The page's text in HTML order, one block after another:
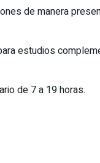
de manera
estudios
de 7 a 19 horas.